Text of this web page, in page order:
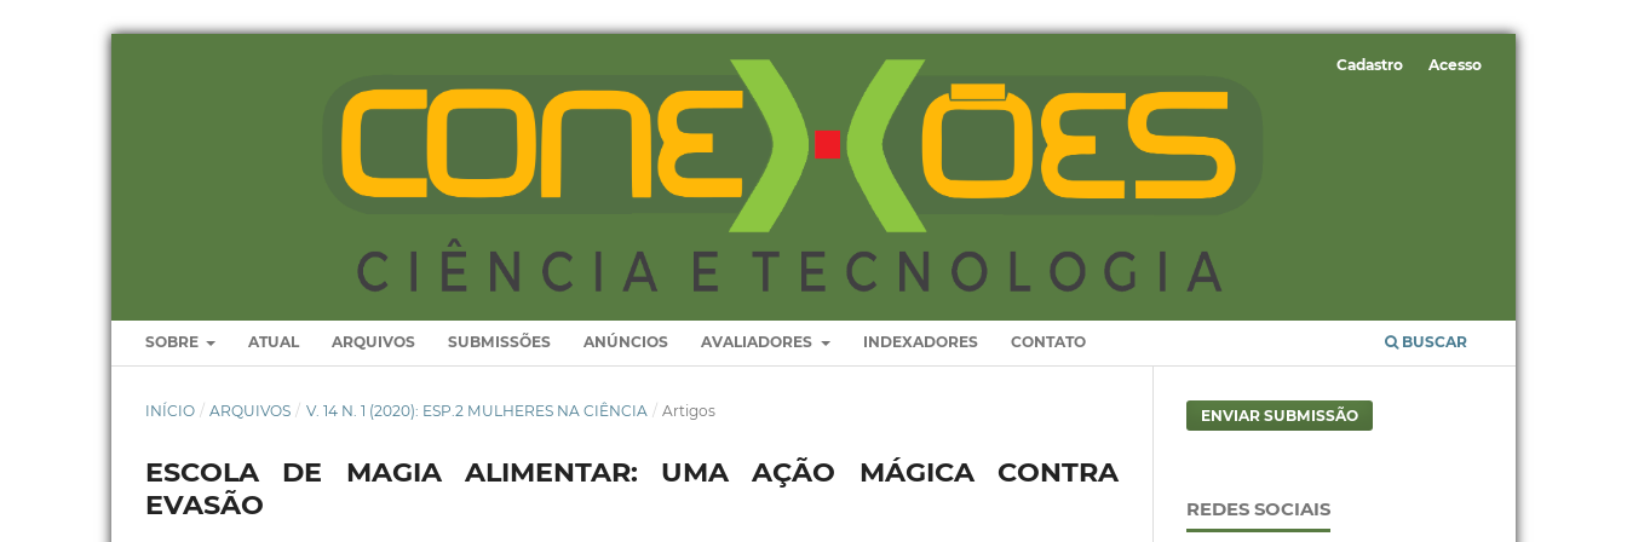
SOBRE ATUAL ARQUIVOS SUBMISSÕES ANÚNCIOS AVALIADORES INDEXADORES CONTATO BUSCAR
Cadastro Acesso
INÍCIO / ARQUIVOS / V. 14 N. 1 (2020): ESP.2 MULHERES NA CIÊNCIA / Artigos
ESCOLA DE MAGIA ALIMENTAR: UMA AÇÃO MÁGICA CONTRA
EVASÃO
ENVIAR SUBMISSÃO
REDES SOCIAIS